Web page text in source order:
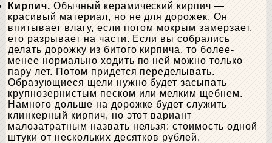
Кирпич. Обычный керамический кирпич —
красивый материал, но не для дорожек. Он
впитывает влагу, если потом мокрым замерзает,
его разрывает на части. Если вы собрались
делать дорожку из битого кирпича, то более-
менее нормально ходить по ней можно только
пару лет. Потом придется переделывать.
Образующиеся щели нужно будет засыпать
крупнозернистым песком или мелким щебнем.
Намного дольше на дорожке будет служить
клинкерный кирпич, но этот вариант
малозатратным назвать нельзя: стоимость одной
штуки от нескольких десятков рублей.